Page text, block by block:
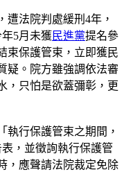
遭法院判處緩刑4年，
5月未獲 民進黨提名參
束保護管束，立即獲民
疑。院方雖強調依法審
，只怕是欲蓋彌彰，更
執行保護管束之期間，
，並徵詢執行保護管
，應聲請法院裁定免除